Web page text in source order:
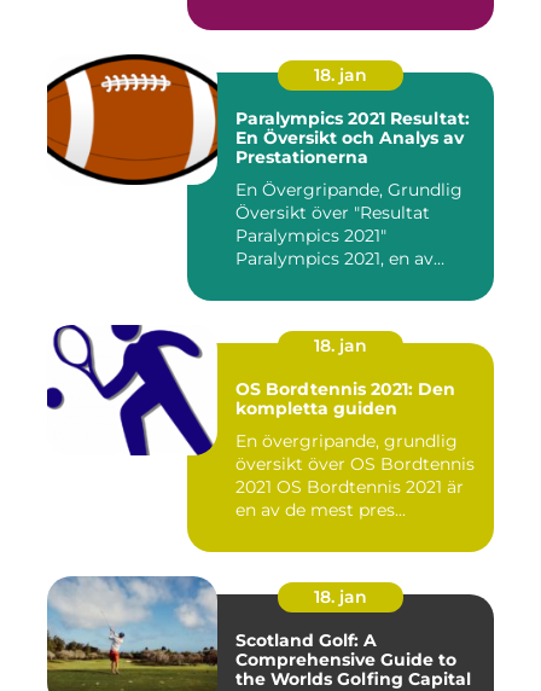
18. jan
Paralympics 2021 Resultat:
En Översikt och Analys av
Prestationerna
En Övergripande, Grundlig
Översikt över "Resultat
Paralympics 2021"
Paralympics 2021, en av
18. jan
OS Bordtennis 2021: Den
kompletta guiden
En övergripande, grundlig
översikt över OS Bordtennis
2021 OS Bordtennis 2021 är
en av de mest pres...
18. jan
Scotland Golf: A
Comprehensive Guide to
the Worlds Golfing Capital